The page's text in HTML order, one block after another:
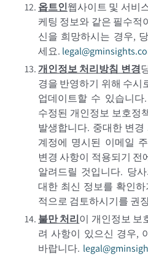
옵트인웹사이트 및 서비
케팅 정보와 같은 필수적
신을 희망하시는 경우,
세요.
개인정보 처리방침 변경
경을 반영하기 위해 수시
업데이트할 수 있습니
수정된 개인정보 보호정
발생합니다. 중대한 변
계정에 명시된 이메일
변경 사항이 적용되기 전
알려드릴 것입니다. 당
대한 최신 정보를 확인
적으로 검토하시기를 권
불만 처리이 개인정보 보
려 사항이 있으신 경우,
바랍니다.